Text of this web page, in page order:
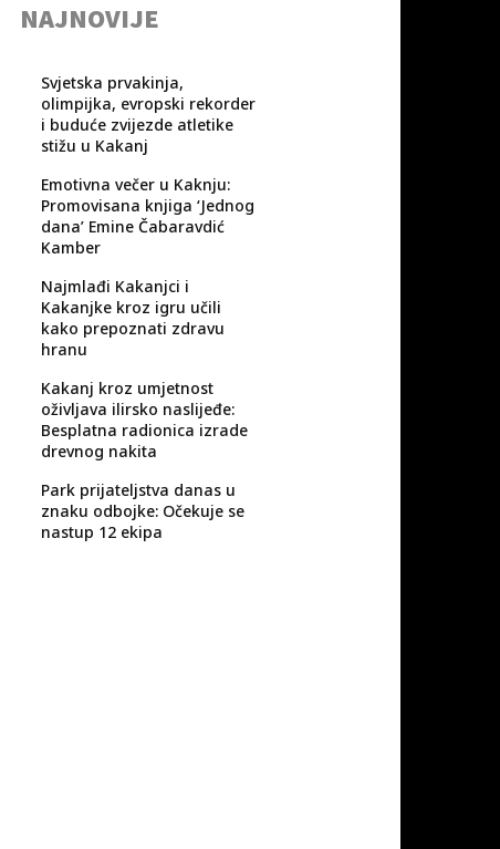
NAJNOVIJE
Svjetska prvakinja,
olimpijka, evropski rekorder
i buduće zvijezde atletike
stižu u Kakanj
Emotivna večer u Kaknju:
Promovisana knjiga ‘Jednog
dana’ Emine Čabaravdić
Kamber
Najmlađi Kakanjci i
Kakanjke kroz igru učili
kako prepoznati zdravu
hranu
Kakanj kroz umjetnost
oživljava ilirsko naslijeđe:
Besplatna radionica izrade
drevnog nakita
Park prijateljstva danas u
znaku odbojke: Očekuje se
nastup 12 ekipa